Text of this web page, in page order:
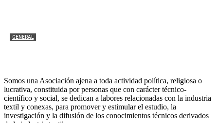
GENERAL
Somos una Asociación ajena a toda actividad política, religiosa o
lucrativa, constituida por personas que con carácter técnico-
científico y social, se dedican a labores relacionadas con la industria
textil y conexas, para promover y estimular el estudio, la
investigación y la difusión de los conocimientos técnicos derivados